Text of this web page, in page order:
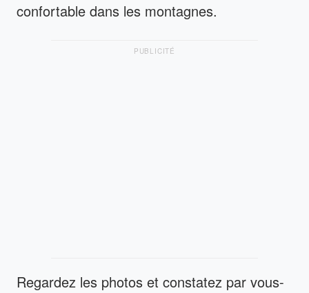
confortable dans les montagnes.
PUBLICITÉ
Regardez les photos et constatez par vous-